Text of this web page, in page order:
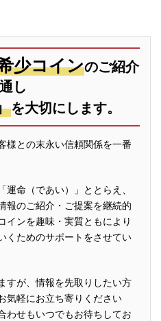
少コインのご紹介
し
を大切にします。
様との末永い信頼関係を一番
運命（であい）」ととらえ、
報のご紹介・ご提案を継続的
インを趣味・実質ともにより
くためのサポートをさせてい
すが、情報を先取りしたい方
気軽にお立ち寄りください
わせもいつでもお待ちしてお